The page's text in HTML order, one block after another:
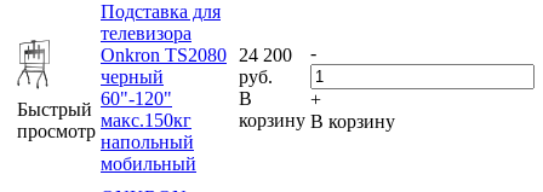
Быстрый
просмотр
Подставка для
телевизора
Onkron TS2080
черный
60"-120"
макс.150кг
напольный
мобильный
24 200
руб.
В
корзину
-
+
В корзину